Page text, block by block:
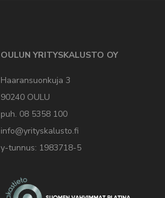
OULUN YRITYSKALUSTO OY
Haaransuonkuja 3
90240 OULU
puh. 08 5358 100
info@yrityskalusto.fi
y-tunnus: 1983718-5